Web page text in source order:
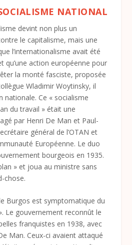
NATIONAL
devint non plus un
le capitalisme, mais une
l’internationalisme avait été
qu’une action européenne pour
la monté fasciste, proposée
Wladimir Woytinsky, il
nationale. Ce « socialisme
du travail » était une
par Henri De Man et Paul-
général de l’OTAN et
Européenne. Le duo
bourgeois en 1935.
» et joua au ministre sans
chose.
Burgos est symptomatique du
Le gouvernement reconnût le
franquistes en 1938, avec
Man. Ceux-ci avaient attaqué